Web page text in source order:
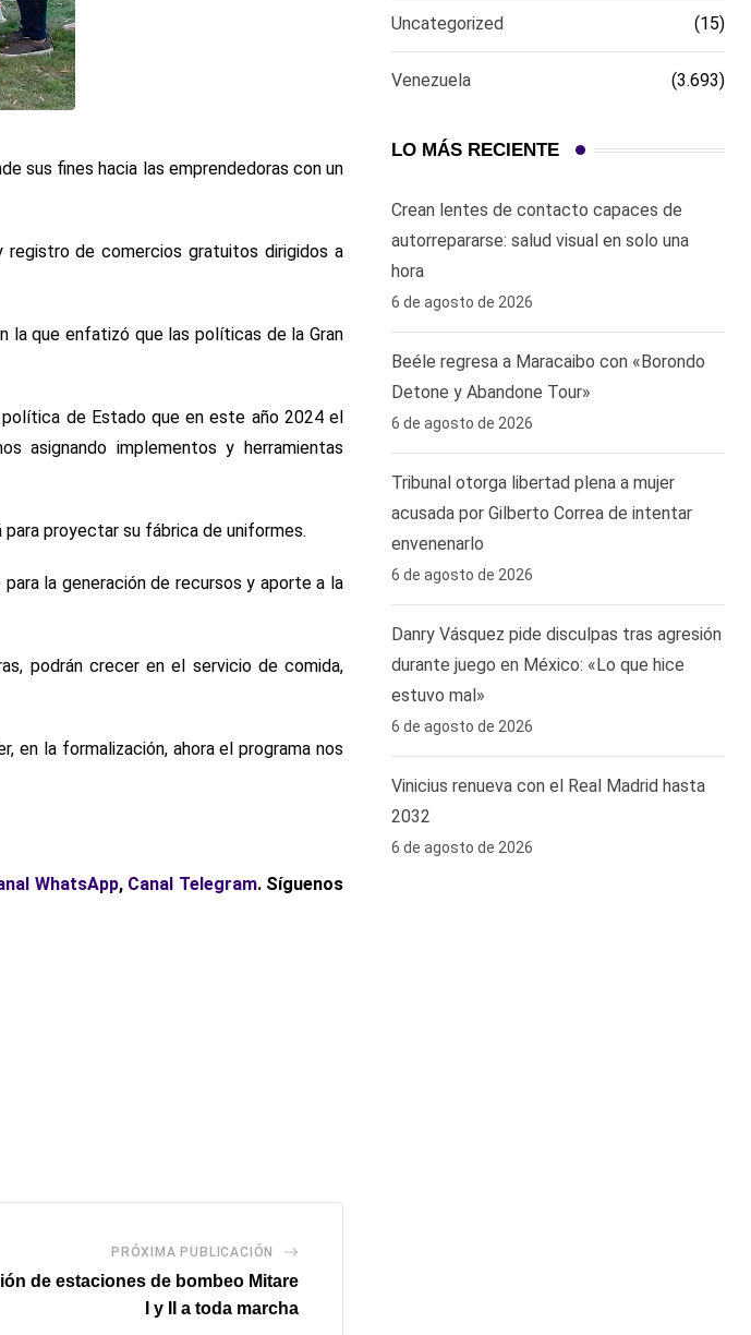
sus fines hacia las emprendedoras con un
de comercios gratuitos dirigidos a
la que enfatizó que las políticas de la Gran
de Estado que en este año 2024 el
asignando implementos y herramientas
para proyectar su fábrica de uniformes.
la generación de recursos y aporte a la
podrán crecer en el servicio de comida,
en la formalización, ahora el programa nos
WhatsApp, Canal Telegram. Síguenos
PRÓXIMA PUBLICACIÓN
de estaciones de bombeo Mitare
I y II a toda marcha
Uncategorized (15)
Venezuela (3.693)
LO MÁS RECIENTE
Crean lentes de contacto capaces de
autorrepararse: salud visual en solo una
hora ‎
6 de agosto de 2026
Beéle regresa a Maracaibo con «Borondo
Detone y Abandone Tour»
6 de agosto de 2026
Tribunal otorga libertad plena a mujer
acusada por Gilberto Correa de intentar
envenenarlo
6 de agosto de 2026
Danry Vásquez pide disculpas tras agresión
durante juego en México: «Lo que hice
estuvo mal»
6 de agosto de 2026
Vinicius renueva con el Real Madrid hasta
2032
6 de agosto de 2026